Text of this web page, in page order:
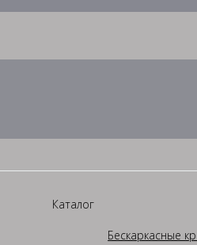
Каталог
Бескаркасные